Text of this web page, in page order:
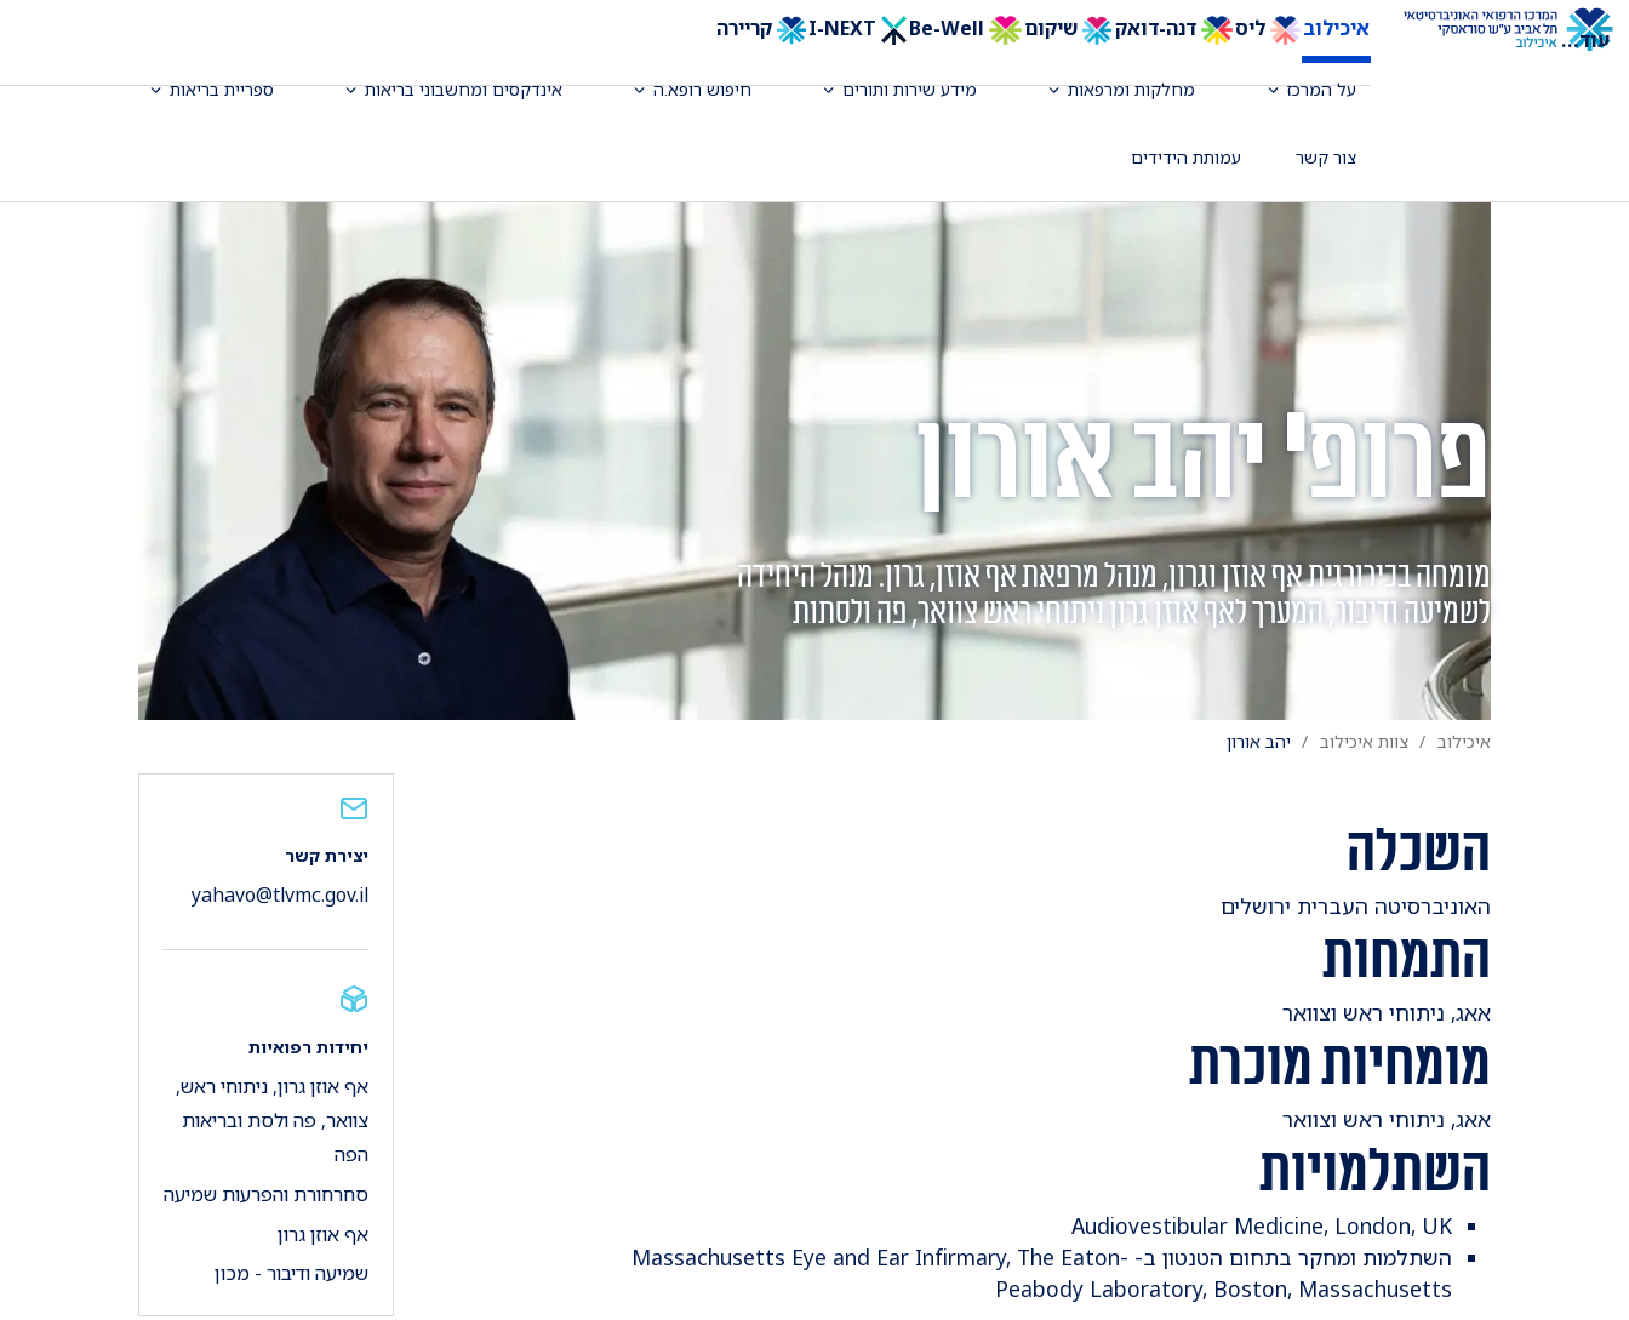
איכילוב ליס דנה-דואק שיקום Be-Well קריירה
על המרכז מחלקות ומרפאות מידע שירות ותורים חיפוש רופא.ה אינדקסים ומחשבוני בריאות ספריית בריאות
צור קשר עמותת הידידים
עוד...
פרופ' יהב אורון
מומחה בכירורגית אף אוזן וגרון, מנהל מרפאת אף אוזן, גרון. מנהל היחידה
לשמיעה ודיבור, המערך לאף אוזן גרון ניתוחי ראש צוואר, פה ולסתות
איכילוב צוות איכילוב יהב אורון
השכלה
​האוניברסיטה העברית ירושלים
התמחות
​אאג, ניתוחי ראש וצוואר
מומחיות מוכרת
​אאג, ניתוחי ראש וצוואר
השתלמויות
Audiovestibular Medicine, London, UK
השתלמות ומחקר בתחום הטנטון ב- Massachusetts Eye and Ear Infirmary, The Eaton-
Peabody Laboratory, Boston, Massachusetts
יצירת קשר
yahavo@tlvmc.gov.il
יחידות רפואיות
אף אוזן גרון, ניתוחי ראש,
צוואר, פה ולסת ובריאות
הפה
סחרחורת והפרעות שמיעה
אף אוזן גרון
שמיעה ודיבור - מכון